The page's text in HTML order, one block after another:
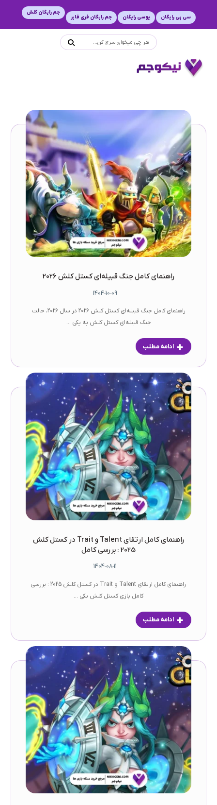
سی پی رایگان یوسی رایگان جم رایگان فری فایر
جم رایگان کلش
راهنمای کامل جنگ قبیله‌ای کستل کلش 2026
1404-10-09
راهنمای کامل جنگ قبیله‌ای کستل کلش 2026 در سال 2026، حالت
جنگ قبیله‌ای کستل کلش به یکی ...
ادامه مطلب
راهنمای کامل ارتقای Talent و Trait در کستل کلش
2025 : بررسی کامل
1404-08-11
راهنمای کامل ارتقای Talent و Trait در کستل کلش 2025 : بررسی
کامل بازی کستل کلش یکی ...
ادامه مطلب